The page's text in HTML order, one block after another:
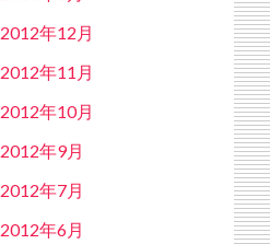
2012年12月
2012年11月
2012年10月
2012年9月
2012年7月
2012年6月